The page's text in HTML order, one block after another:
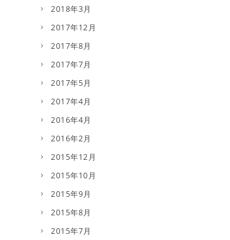
2018年3月
2017年12月
2017年8月
2017年7月
2017年5月
2017年4月
2016年4月
2016年2月
2015年12月
2015年10月
2015年9月
2015年8月
2015年7月